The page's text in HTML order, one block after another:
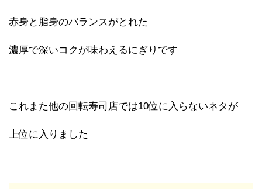
赤身と脂身のバランスがとれた
濃厚で深いコクが味わえるにぎりです
これまた他の回転寿司店では10位に入らないネタが
上位に入りました